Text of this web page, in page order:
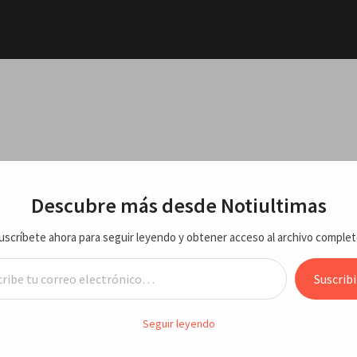
con
2026
noche
marzo de 2023
del mundo, jueves 2 de marzo de
Descubre más desde Notiultimas
ahora para seguir leyendo y obtener acceso al archivo
electrónico…
Seguir leyendo